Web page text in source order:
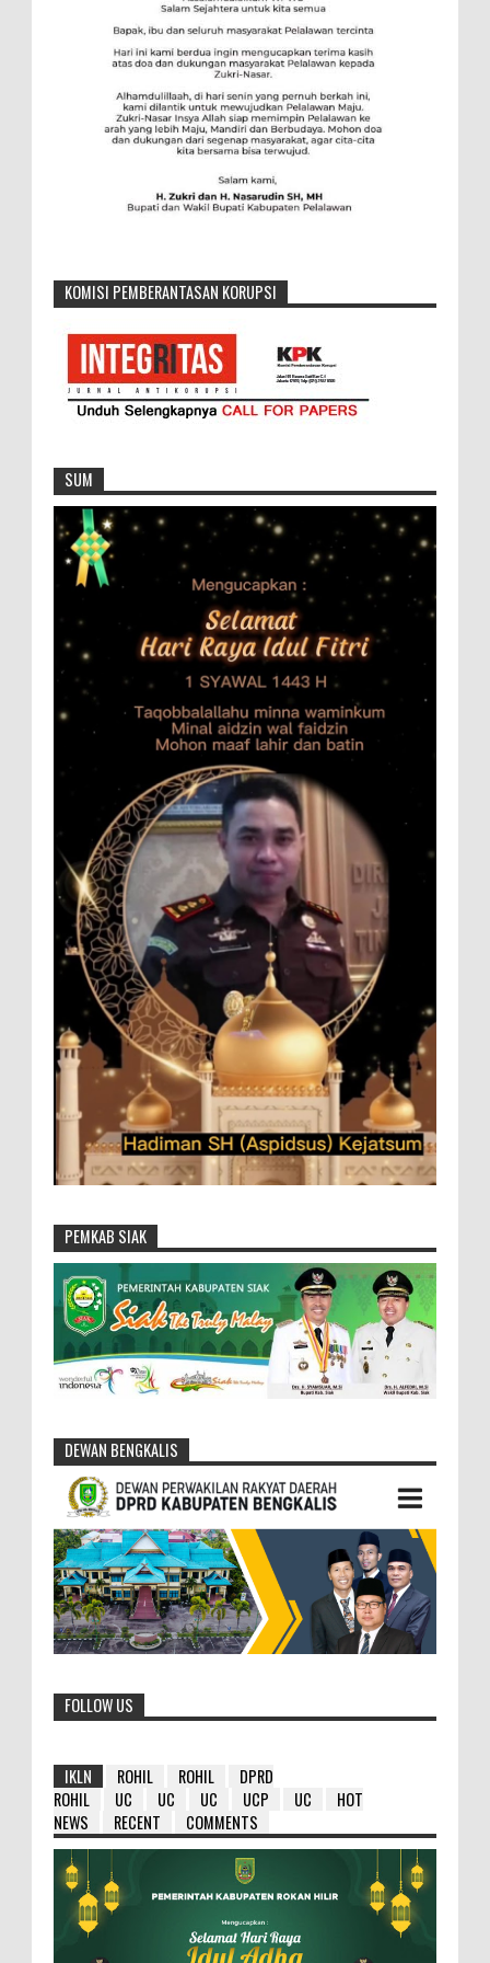
KOMISI PEMBERANTASAN KORUPSI
SUM
PEMKAB SIAK
DEWAN BENGKALIS
FOLLOW US
IKLN ROHIL ROHIL
DPRD
ROHIL
UC UC UC UCP UC
HOT
NEWS
RECENT COMMENTS